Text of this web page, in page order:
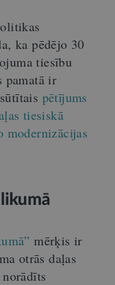
ka pēdējo 30
tiesību
pamatā ir
pētījums
tiesiskā
modernizācijas
mērķis ir
otrās daļas